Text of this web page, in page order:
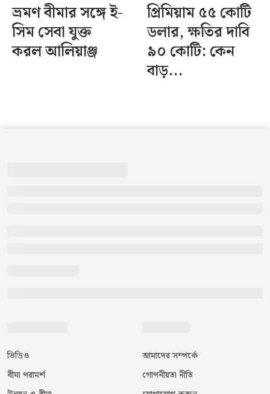
ভ্রমণ বীমার সঙ্গে ই-
সিম সেবা যুক্ত
করল আলিয়াঞ্জ
প্রিমিয়াম ৫৫ কোটি
ডলার, ক্ষতির দাবি
৯০ কোটি: কেন
বাড়...
ভিডিও
বীমা পরামর্শ
আমাদের সম্পর্কে
গোপনীয়তা নীতি